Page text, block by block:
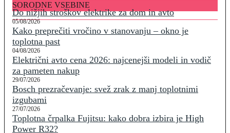
SORODNE VSEBINE
Do nižjih stroškov elektrike za dom in avto
05/08/2026
Kako preprečiti vročino v stanovanju – okno je
toplotna past
04/08/2026
Električni avto cena 2026: najcenejši modeli in vodič
za pameten nakup
29/07/2026
Bosch prezračevanje: svež zrak z manj toplotnimi
izgubami
27/07/2026
Toplotna črpalka Fujitsu: kako dobra izbira je High
Power R32?